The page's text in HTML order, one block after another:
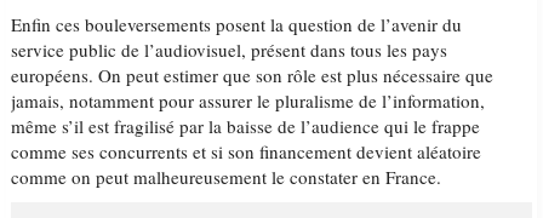
Enfin ces bouleversements posent la question de l’avenir du
service public de l’audiovisuel, présent dans tous les pays
européens. On peut estimer que son rôle est plus nécessaire que
jamais, notamment pour assurer le pluralisme de l’information,
même s’il est fragilisé par la baisse de l’audience qui le frappe
comme ses concurrents et si son financement devient aléatoire
comme on peut malheureusement le constater en France.